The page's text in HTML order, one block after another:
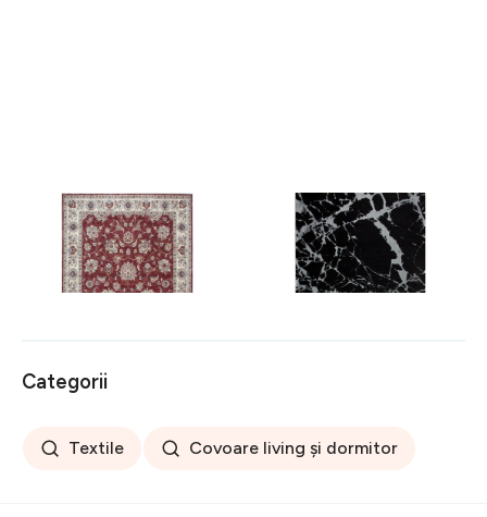
Covor rezistent Eko, ALT
05 - Red, Ivory, 100%
poliester, 80 x 150 cm
256 lei
Covor rezistent SM 21 -
Black, Silver XW, 80x300
441 lei
Categorii
Textile Covoare living și dormitor